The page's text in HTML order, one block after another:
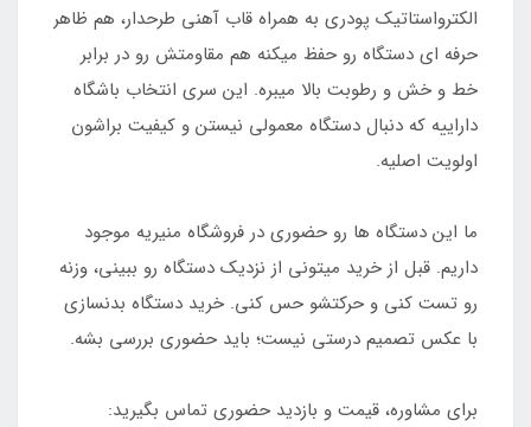
الکترواستاتیک پودری به همراه قاب آهنی طرحدار، هم ظاهر
حرفه ای دستگاه رو حفظ میکنه هم مقاومتش رو در برابر
خط و خش و رطوبت بالا میبره. این سری انتخاب باشگاه
داراییه که دنبال دستگاه معمولی نیستن و کیفیت براشون
اولویت اصلیه.
ما این دستگاه ها رو حضوری در فروشگاه منیریه موجود
داریم. قبل از خرید میتونی از نزدیک دستگاه رو ببینی، وزنه
رو تست کنی و حرکتشو حس کنی. خرید دستگاه بدنسازی
با عکس تصمیم درستی نیست؛ باید حضوری بررسی بشه.
برای مشاوره، قیمت و بازدید حضوری تماس بگیرید: